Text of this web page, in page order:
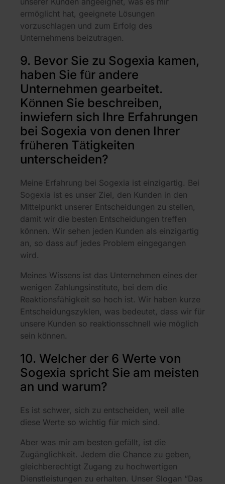
ermöglicht hat, geeignete Lösungen
vorzuschlagen und zum Erfolg des
Unternehmens beizutragen.
9. Bevor Sie zu Sogexia kamen,
haben Sie für andere
Unternehmen gearbeitet.
Können Sie beschreiben,
inwiefern sich Ihre Erfahrungen
bei Sogexia von denen Ihrer
früheren Tätigkeiten
unterscheiden?
Meine Erfahrung bei Sogexia ist einzigartig. Bei
Sogexia ist es unser Ziel, den Kunden in den
Mittelpunkt unserer Entscheidungen zu stellen,
damit wir die besten Entscheidungen treffen
können. Wir sehen jeden Kunden als einzigartig
an, so dass auf jedes Problem eingegangen
wird.
Meines Wissens ist das Unternehmen eines der
wenigen Zahlungsinstitute, bei dem die
Reaktionsfähigkeit so hoch ist. Wir haben kurze
Entscheidungszyklen, was bedeutet, dass wir für
unsere Kunden so reaktionsschnell wie möglich
sein können.
10. Welcher der 6 Werte von
Sogexia spricht Sie am meisten
an und warum?
Es ist schwer, sich zu entscheiden, weil alle
diese Werte so wichtig für mich sind.
Aber was mir am besten gefällt, ist die
Zugänglichkeit. Jedem die Chance zu geben,
gleichberechtigt Zugang zu hochwertigen
Dienstleistungen zu erhalten. Unser Slogan “Das